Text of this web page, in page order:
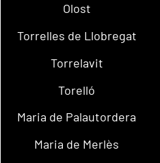
Olost
Torrelles de Llobregat
Torrelavit
Torelló
Maria de Palautordera
Maria de Merlès